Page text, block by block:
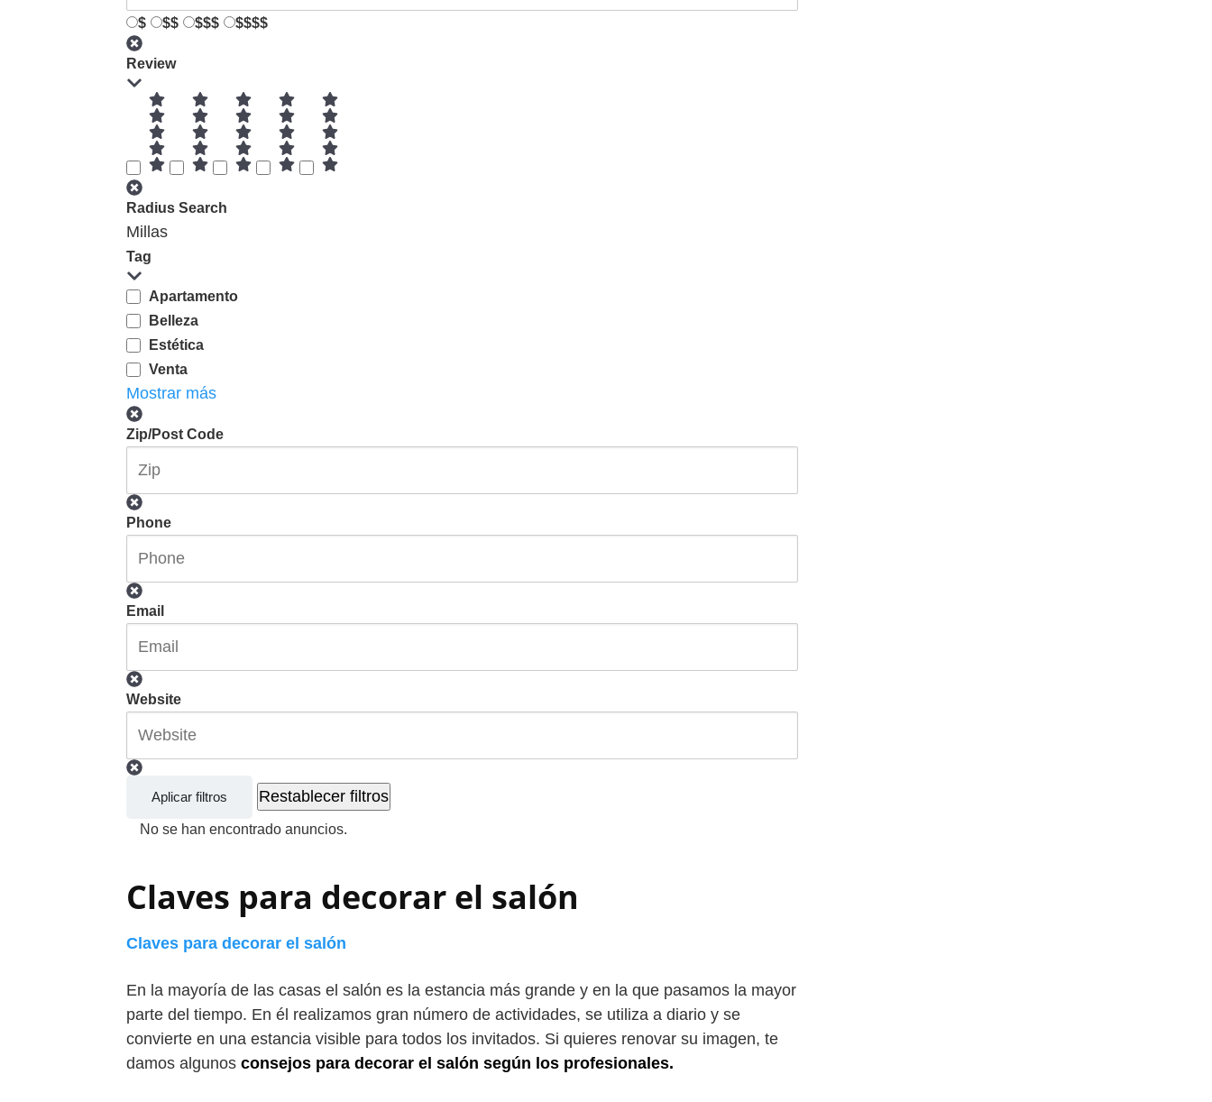
$ $$ $$$ $$$$
Review
Radius Search
Millas
Tag
Apartamento
Belleza
Estética
Venta
Mostrar más
Zip/Post Code
Phone
Email
Website
Aplicar filtros Restablecer filtros
No se han encontrado anuncios.
Claves para decorar el salón
Claves para decorar el salón
En la mayoría de las casas el salón es la estancia más grande y en la que pasamos la mayor
parte del tiempo. En él realizamos gran número de actividades, se utiliza a diario y se
convierte en una estancia visible para todos los invitados. Si quieres renovar su imagen, te
damos algunos consejos para decorar el salón según los profesionales.